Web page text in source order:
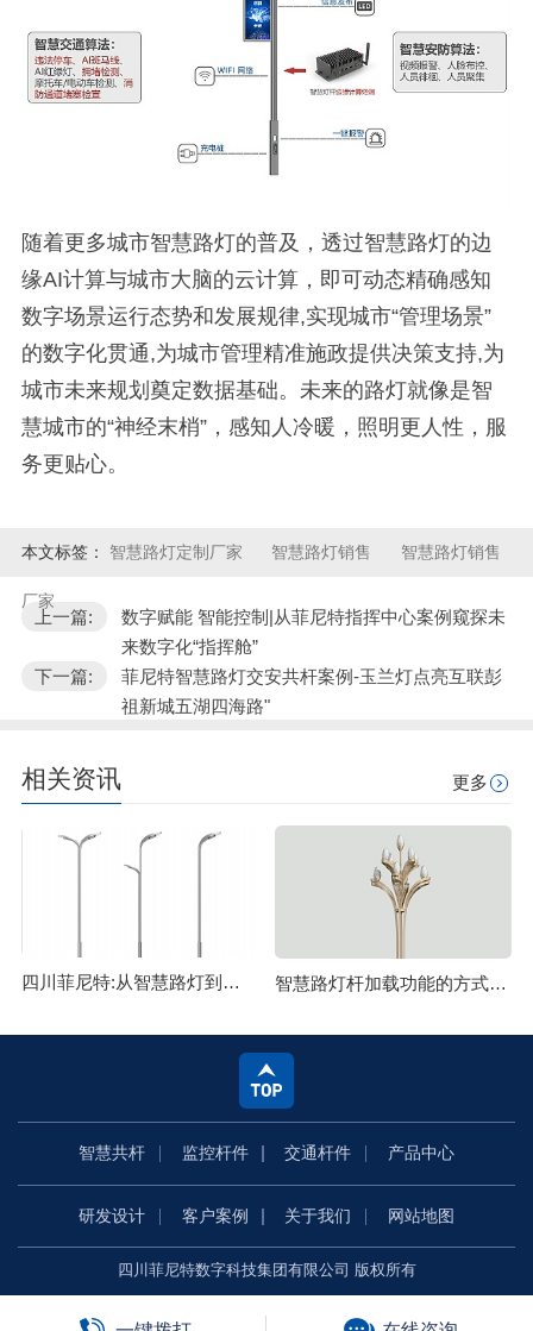
随着更多城市智慧路灯的普及，透过智慧路灯的边
缘AI计算与城市大脑的云计算，即可动态精确感知
数字场景运行态势和发展规律,实现城市“管理场景”
的数字化贯通,为城市管理精准施政提供决策支持,为
城市未来规划奠定数据基础。未来的路灯就像是智
慧城市的“神经末梢”，感知人冷暖，照明更人性，服
务更贴心。
本文标签： 智慧路灯定制厂家 智慧路灯销售 智慧路灯销售
厂家
上一篇:
数字赋能 智能控制|从菲尼特指挥中心案例窥探未
来数字化“指挥舱”
下一篇:
菲尼特智慧路灯交安共杆案例-玉兰灯点亮互联彭
祖新城五湖四海路"
相关资讯 更多
四川菲尼特:从智慧路灯到数字孪生再到元宇宙 智慧路灯杆加载功能的方式主要有哪些
智慧共杆 监控杆件 交通杆件 产品中心
研发设计 客户案例 关于我们 网站地图
四川菲尼特数字科技集团有限公司 版权所有